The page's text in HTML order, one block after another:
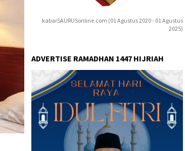
kabarSAURUSonline.com (01 Agustus 2020 - 01 Agustus
2025)
ADVERTISE RAMADHAN 1447 HIJRIAH